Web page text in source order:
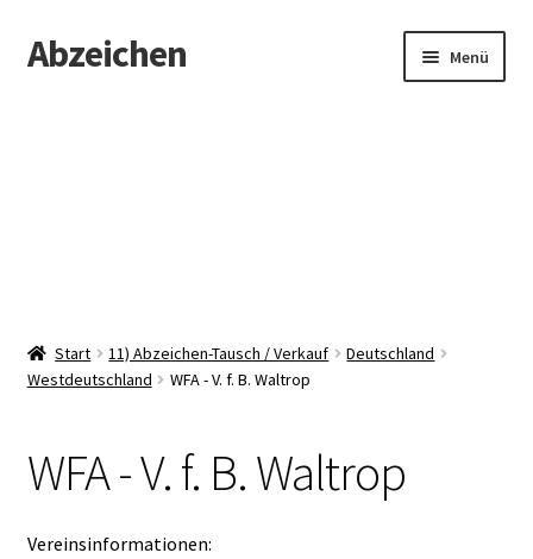
Zur
Navigation
Zum
Inhalt
Abzeichen Menü
Start 11) Abzeichen-Tausch / Verkauf
Deutschland
Westdeutschland
WFA - V. f. B. Waltrop
WFA - V. f. B. Waltrop
Vereinsinformationen: